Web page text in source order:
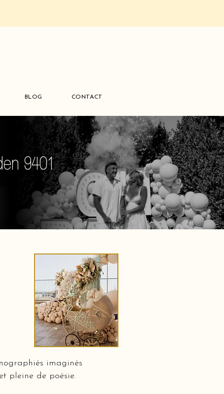
BLOG CONTACT
9401
imaginés
pleine de poésie.